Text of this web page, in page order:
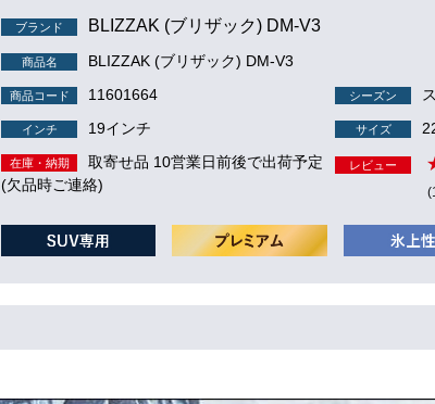
ブランド BLIZZAK (ブリザック) DM-V3
商品名 BLIZZAK (ブリザック) DM-V3
商品コード 11601664 シーズン
インチ 19インチ サイズ
在庫・納期
取寄せ品 10営業日前後で出荷予定
(欠品時ご連絡)
レビュー